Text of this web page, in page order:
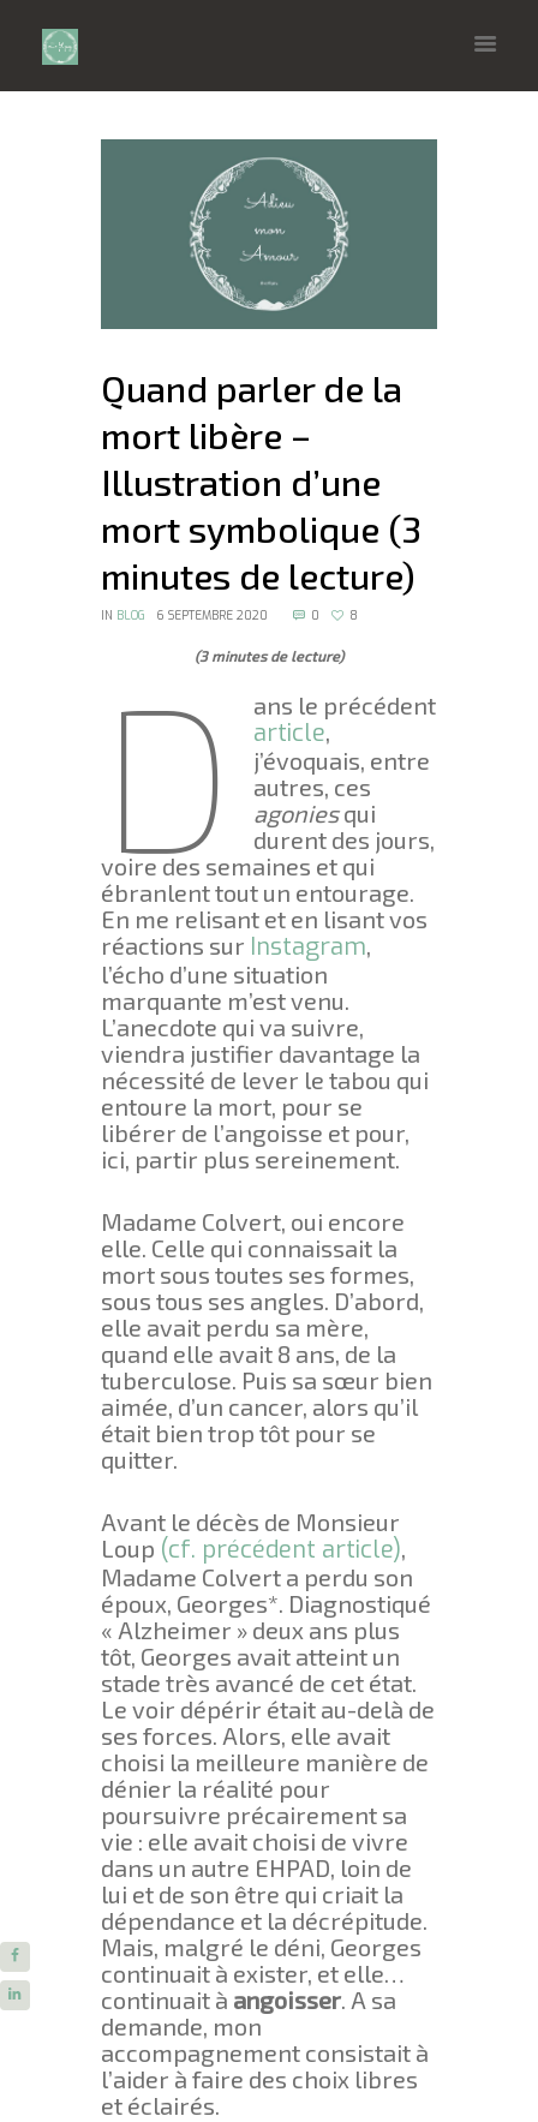
Quand parler de la
mort libère –
Illustration d’une
mort symbolique (3
minutes de lecture)
IN BLOG 6 SEPTEMBRE 2020 0 8
(3 minutes de lecture)
D ans le précédent
article,
j’évoquais, entre
autres, ces
agoniesqui
durent des jours,
voire des semaines et qui
ébranlent tout un entourage.
En me relisant et en lisant vos
réactions sur Instagram,
l’écho d’une situation
marquante m’est venu.
L’anecdote qui va suivre,
viendra justifier davantage la
nécessité de lever le tabou qui
entoure la mort, pour se
libérer de l’angoisse et pour,
ici, partir plus sereinement.
Madame Colvert, oui encore
elle. Celle qui connaissait la
mort sous toutes ses formes,
sous tous ses angles. D’abord,
elle avait perdu sa mère,
quand elle avait 8 ans, de la
tuberculose. Puis sa sœur bien
aimée, d’un cancer, alors qu’il
était bien trop tôt pour se
quitter.
Avant le décès de Monsieur
Loup (cf. précédent article),
Madame Colvert a perdu son
époux, Georges*. Diagnostiqué
« Alzheimer » deux ans plus
tôt, Georges avait atteint un
stade très avancé de cet état.
Le voir dépérir était au-delà de
ses forces. Alors, elle avait
choisi la meilleure manière de
dénier la réalité pour
poursuivre précairement sa
vie : elle avait choisi de vivre
dans un autre EHPAD, loin de
lui et de son être qui criait la
dépendance et la décrépitude.
Mais, malgré le déni, Georges
continuait à exister, et elle…
continuait à angoisser. A sa
demande, mon
accompagnement consistait à
l’aider à faire des choix libres
et éclairés.